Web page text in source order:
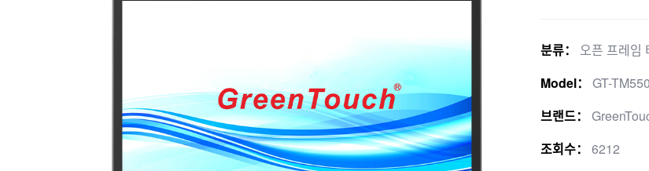
분류：
오픈 프레임
Model：
GT-
브랜드：
조회수：
6212